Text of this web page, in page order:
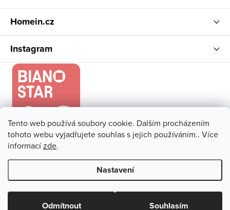
Tento web používá soubory cookie. Dalším procházením
tohoto webu vyjadřujete souhlas s jejich používáním.. Více
informacízde.
Nastavení
Odmítnout Souhlasím
Homein.cz
Instagram
Copyright 2026Homein.cz. Všechna práva vyhrazena.Upravit
nastavení cookies